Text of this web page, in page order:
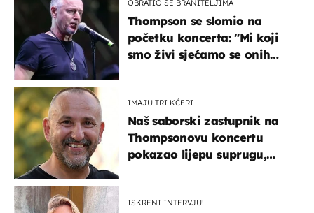
OBRATIO SE BRANITELJIMA
Thompson se slomio na
početku koncerta: "Mi koji
smo živi sjećamo se onih
IMAJU TRI KĆERI
Naš saborski zastupnik na
Thompsonovu koncertu
pokazao lijepu suprugu,
ISKRENI INTERVJU!